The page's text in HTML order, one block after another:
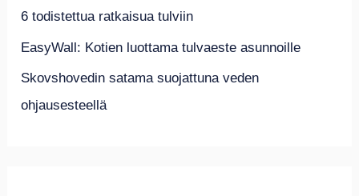
:
6 todistettua ratkaisua tulviin
EasyWall: Kotien luottama tulvaeste asunnoille
Skovshovedin satama suojattuna veden
ohjausesteellä